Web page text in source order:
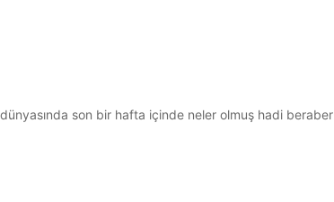
son bir hafta içinde neler olmuş hadi beraber